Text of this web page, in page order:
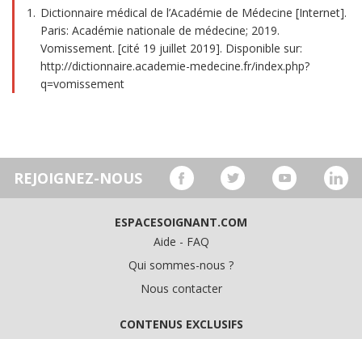
Dictionnaire médical de l’Académie de Médecine [Internet].
Paris: Académie nationale de médecine; 2019.
Vomissement. [cité 19 juillet 2019]. Disponible sur:
http://dictionnaire.academie-medecine.fr/index.php?
q=vomissement
REJOIGNEZ-NOUS
ESPACESOIGNANT.COM
Aide - FAQ
Qui sommes-nous ?
Nous contacter
CONTENUS EXCLUSIFS